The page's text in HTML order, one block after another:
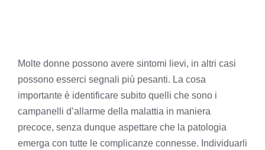
Molte donne possono avere sintomi lievi, in altri casi
possono esserci segnali più pesanti. La cosa
importante è identificare subito quelli che sono i
campanelli d’allarme della malattia in maniera
precoce, senza dunque aspettare che la patologia
emerga con tutte le complicanze connesse. Individuarli